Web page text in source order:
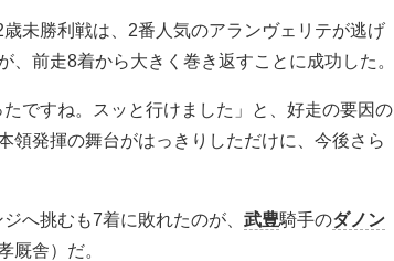
未勝利戦は、2番人気のアランヴェリテが逃げ
前走8着から大きく巻き返すことに成功した。
ですね。スッと行けました」と、好走の要因の
領発揮の舞台がはっきりしただけに、今後さら
へ挑むも7着に敗れたのが、 武豊騎手のダノン
厩舎）だ。